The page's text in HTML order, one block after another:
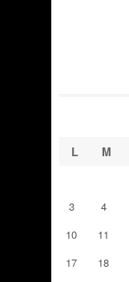
L
M
3
4
10
11
17
18